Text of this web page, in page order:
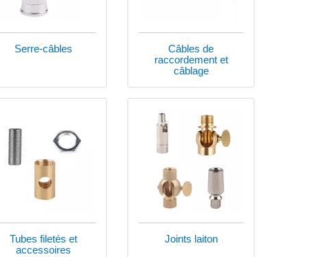
Serre-câbles
Câbles de
raccordement et
câblage
Tubes filetés et
accessoires
Joints laiton